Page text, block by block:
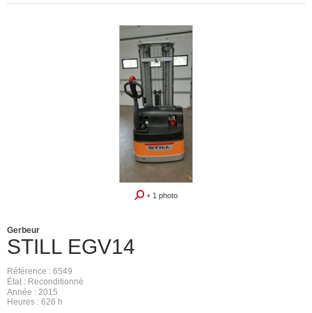
+ 1 photo
STILL EGV14
Gerbeur
Référence
6549
État
Reconditionné
Année
2015
Heures
626 h